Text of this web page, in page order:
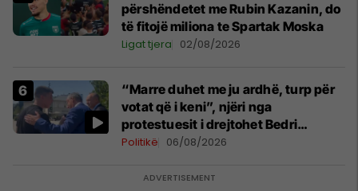
përshëndetet me Rubin Kazanin, do
të fitojë miliona te Spartak Moska
Ligat tjera 02/08/2026
“Marre duhet me ju ardhë, turp për
votat që i keni”, njëri nga
protestuesit i drejtohet Bedri
Hamzës
Politikë 06/08/2026